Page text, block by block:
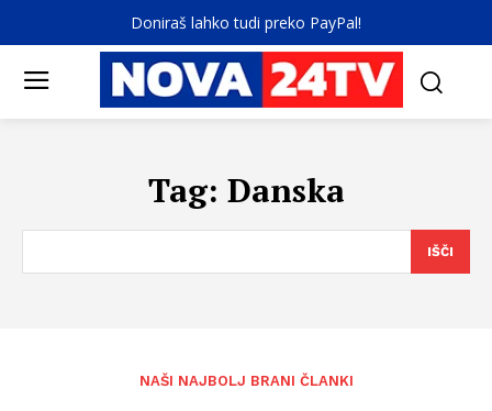
Doniraš lahko tudi preko PayPal!
Tag: Danska
IŠČI
NAŠI NAJBOLJ BRANI ČLANKI